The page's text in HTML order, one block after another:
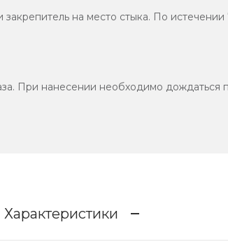
на место стыка. По
При нанесении необходимо дождаться
Характеристики